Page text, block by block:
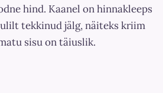
hind. Kaanel on hinnakleeps
tekkinud jälg, näiteks kriim
sisu on täiuslik.